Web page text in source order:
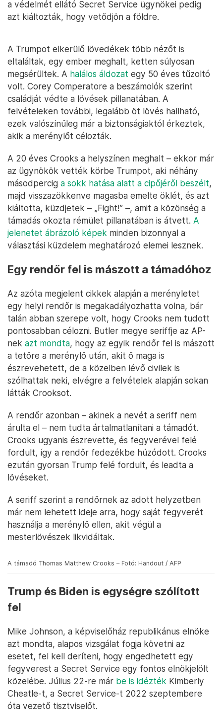
a védelmét ellátó Secret Service ügynökei pedig
azt kiáltozták, hogy vetődjön a földre.
A Trumpot elkerülő lövedékek több nézőt is
eltaláltak, egy ember meghalt, ketten súlyosan
megsérültek. A halálos áldozat egy 50 éves tűzoltó
volt. Corey Comperatore a beszámolók szerint
családját védte a lövések pillanatában. A
felvételeken további, legalább öt lövés hallható,
ezek valószínűleg már a biztonságiaktól érkeztek,
akik a merénylőt célozták.
A 20 éves Crooks a helyszínen meghalt – ekkor már
az ügynökök vették körbe Trumpot, aki néhány
másodpercig a sokk hatása alatt a cipőjéről beszélt,
majd visszazökkenve magasba emelte öklét, és azt
kiáltotta, küzdjetek – „Fight!” –, amit a közönség a
támadás okozta rémület pillanatában is átvett. A
jelenetet ábrázoló képek minden bizonnyal a
választási küzdelem meghatározó elemei lesznek.
Egy rendőr fel is mászott a támadóhoz
Az azóta megjelent cikkek alapján a merényletet
egy helyi rendőr is megakadályozhatta volna, bár
talán abban szerepe volt, hogy Crooks nem tudott
pontosabban célozni. Butler megye seriffje az AP-
nek azt mondta, hogy az egyik rendőr fel is mászott
a tetőre a merénylő után, akit ő maga is
észrevehetett, de a közelben lévő civilek is
szólhattak neki, elvégre a felvételek alapján sokan
látták Crooksot.
A rendőr azonban – akinek a nevét a seriff nem
árulta el – nem tudta ártalmatlanítani a támadót.
Crooks ugyanis észrevette, és fegyverével felé
fordult, így a rendőr fedezékbe húzódott. Crooks
ezután gyorsan Trump felé fordult, és leadta a
lövéseket.
A seriff szerint a rendőrnek az adott helyzetben
már nem lehetett ideje arra, hogy saját fegyverét
használja a merénylő ellen, akit végül a
mesterlövészek likvidáltak.